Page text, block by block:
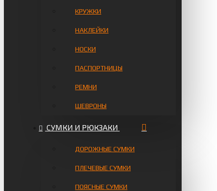
КРУЖКИ
НАКЛЕЙКИ
НОСКИ
ПАСПОРТНИЦЫ
РЕМНИ
ШЕВРОНЫ
СУМКИ И РЮКЗАКИ
ДОРОЖНЫЕ СУМКИ
ПЛЕЧЕВЫЕ СУМКИ
ПОЯСНЫЕ СУМКИ